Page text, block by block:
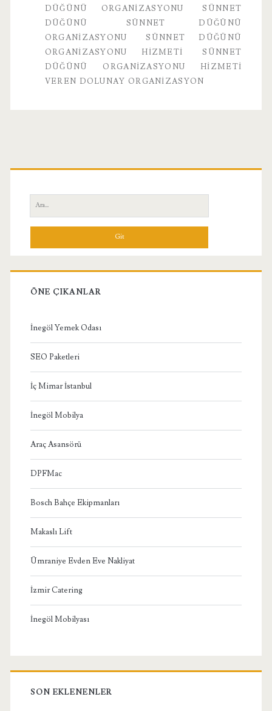
DÜĞÜNÜ ORGANIZASYONU
SÜNNET
DÜĞÜNÜ
SÜNNET DÜĞÜNÜ
ORGANIZASYONU
SÜNNET DÜĞÜNÜ
ORGANIZASYONU HIZMETI
SÜNNET
DÜĞÜNÜ ORGANIZASYONU HIZMETI
VEREN DOLUNAY ORGANIZASYON
Birincil
Yan
Menü
Ara:
ÖNE ÇIKANLAR
İnegöl Yemek Odası
SEO Paketleri
İç Mimar İstanbul
İnegöl Mobilya
Araç Asansörü
DPFMac
Bosch Bahçe Ekipmanları
Makaslı Lift
Ümraniye Evden Eve Nakliyat
İzmir Catering
İnegöl Mobilyası
SON EKLENENLER